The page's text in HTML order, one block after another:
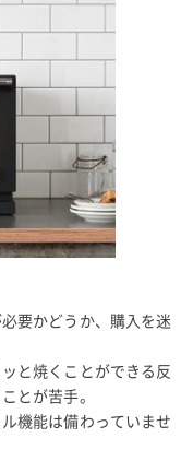
要かどうか、購入を迷
と焼くことができる反
とが苦手。
機能は備わっていませ